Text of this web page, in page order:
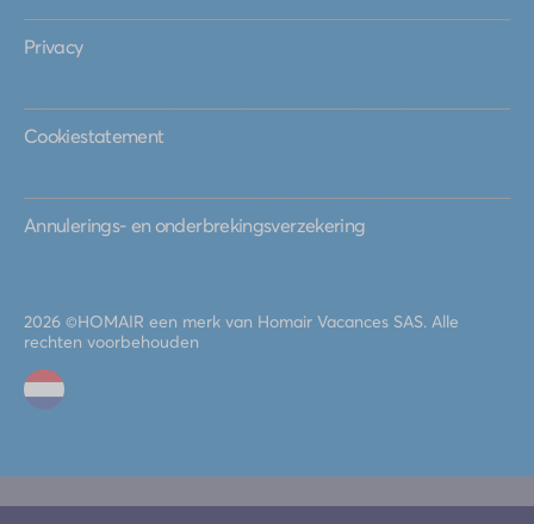
Privacy
Cookiestatement
Annulerings- en onderbrekingsverzekering
2026 ©HOMAIR een merk van Homair Vacances SAS. Alle
rechten voorbehouden